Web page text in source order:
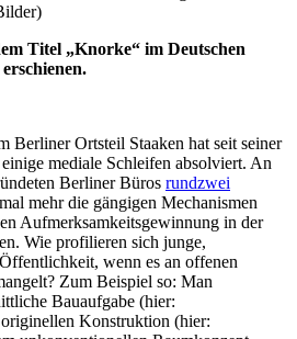
Titel „Knorke“ im Deutschen
Berliner Ortsteil Staaken hat seit seiner
mediale Schleifen absolviert. An
Berliner Büros rundzwei
mehr die gängigen Mechanismen
Aufmerksamkeitsgewinnung in der
Wie profilieren sich junge,
wenn es an offenen
Zum Beispiel so: Man
Bauaufgabe (hier:
Konstruktion (hier: